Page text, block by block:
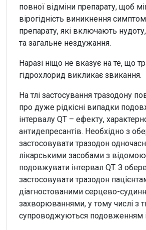
повної відміни препарату, щоб
вірогідність виникнення
препарату, які включають
та загальне нездужання.
Наразі ніщо не вказує на те, що
гідрохлорид викликає звикання.
На тлі застосування тразодону
про дуже рідкісні випадки
інтервалу QT – ефекту,
антидепресантів. Необхідно з
застосовувати тразодон
лікарськими засобами з
подовжувати інтервал QT. З
застосовувати тразодон
діагностованими серцево-
захворюваннями, у тому числі з
супроводжуються подовженням